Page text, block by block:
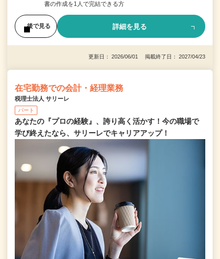
書の作成を1人で完結できる方
後で見る 詳細を見る
更新日： 2026/06/01 掲載終了日： 2027/04/23
在宅勤務での会計・経理業務
税理士法人 サリーレ
パート
あなたの『プロの経験』、誇り高く活かす！今の職場で
学び終えたなら、サリーレでキャリアアップ！